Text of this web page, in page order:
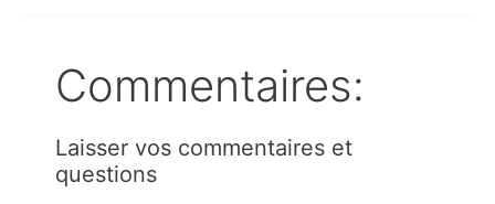
Commentaires:
Laisser vos commentaires et
questions